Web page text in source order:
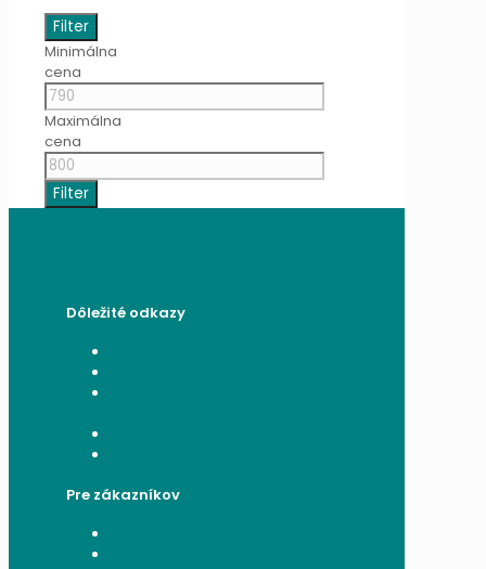
Filter
Minimálna
cena
Maximálna
cena
Filter
Dôležité odkazy
Pre zákazníkov